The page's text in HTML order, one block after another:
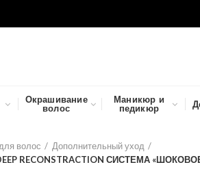
Окрашивание
волос
Маникюр и
педикюр
волос
Дополнительный уход
RECONSTRACTION СИСТЕМА